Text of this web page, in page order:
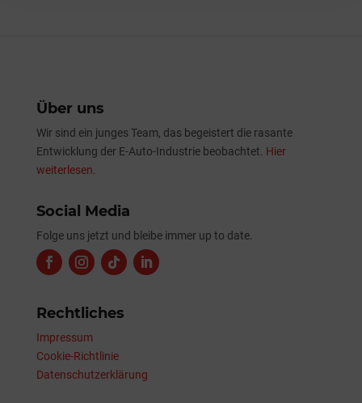
Über uns
Wir sind ein junges Team, das begeistert die rasante
Entwicklung der E-Auto-Industrie beobachtet. Hier
weiterlesen.
Social Media
Folge uns jetzt und bleibe immer up to date.
Rechtliches
Impressum
Cookie-Richtlinie
Datenschutzerklärung